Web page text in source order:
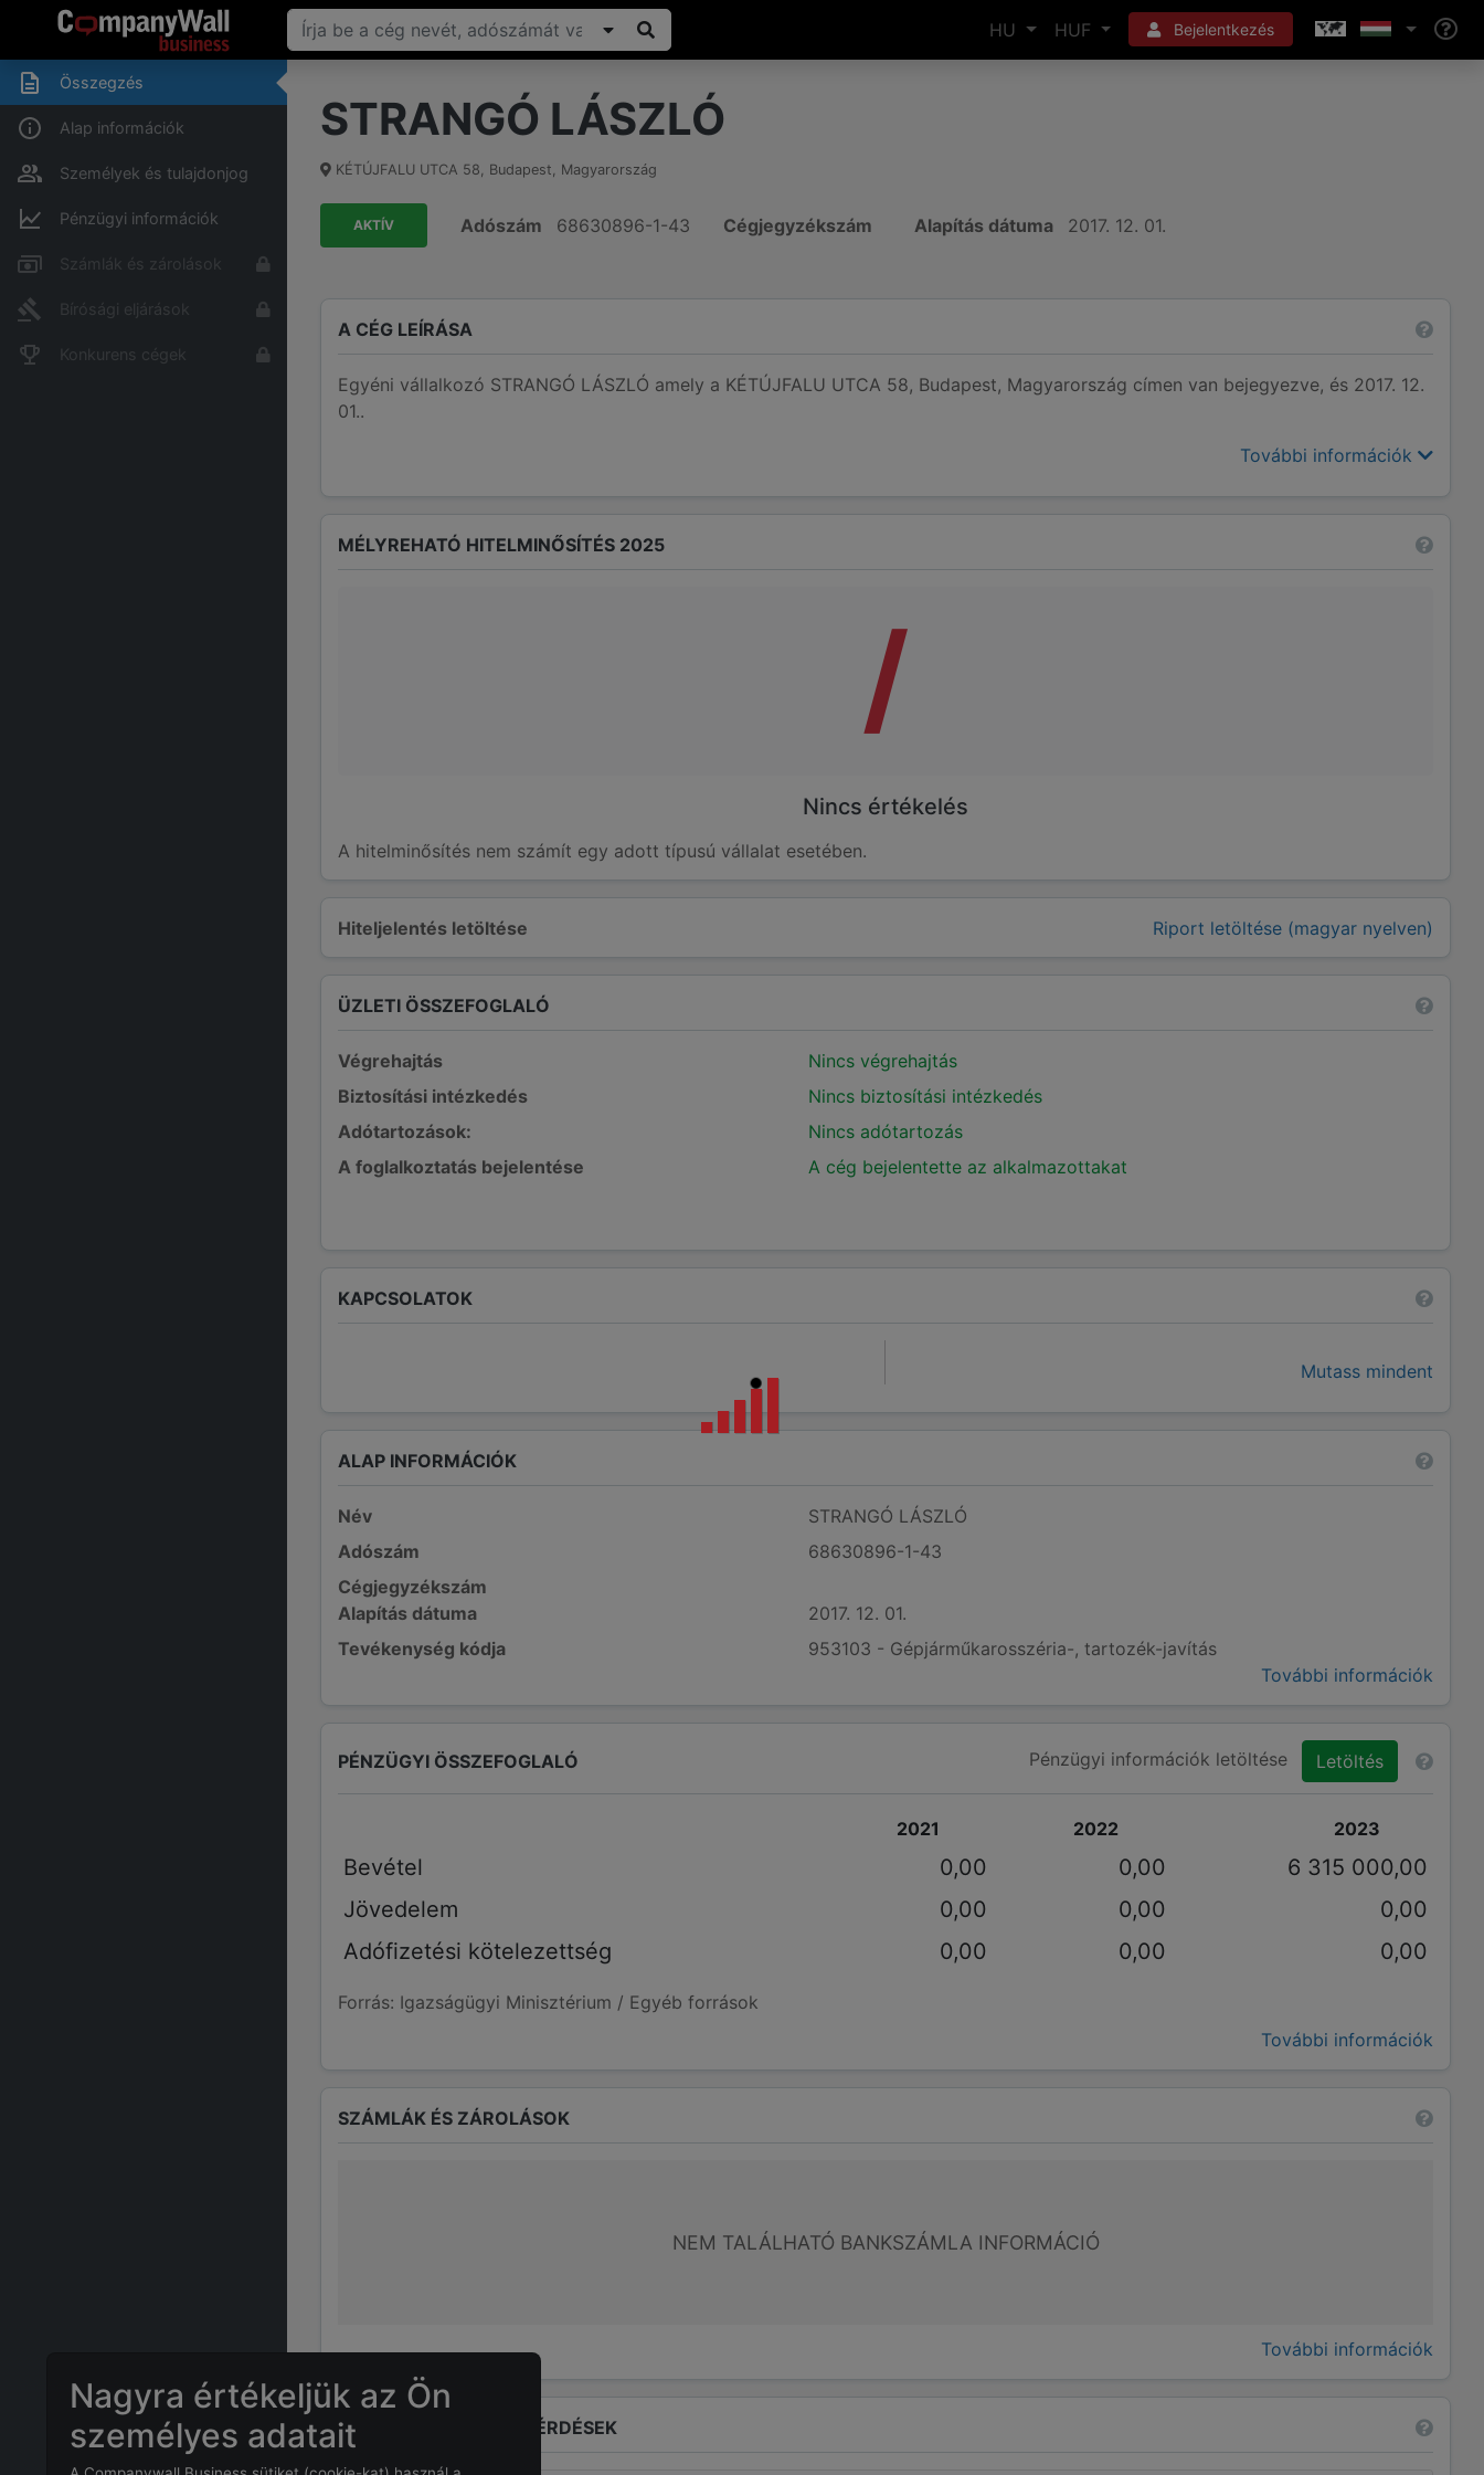
HU HUF Bejelentkezés
Összegzés
Alap információk
Személyek és tulajdonjog
Pénzügyi információk
Számlák és zárolások
Bírósági eljárások
Konkurens cégek
STRANGÓ LÁSZLÓ
KÉTÚJFALU UTCA 58, Budapest, Magyarország
AKTÍV Adószám 68630896-1-43 Cégjegyzékszám Alapítás dátuma 2017. 12. 01.
A CÉG LEÍRÁSA
Egyéni vállalkozó STRANGÓ LÁSZLÓ amely a KÉTÚJFALU UTCA 58, Budapest, Magyarország címen van bejegyezve, és 2017. 12.
01..
További információk
Hiteljelentés letöltése Riport letöltése (magyar nyelven)
MÉLYREHATÓ HITELMINŐSÍTÉS 2025
/
Nincs értékelés
A hitelminősítés nem számít egy adott típusú vállalat esetében.
ÜZLETI ÖSSZEFOGLALÓ
Végrehajtás
Nincs végrehajtás
Biztosítási intézkedés
Nincs biztosítási intézkedés
Adótartozások:
Nincs adótartozás
A foglalkoztatás bejelentése
A cég bejelentette az alkalmazottakat
KAPCSOLATOK
Mutass mindent
ALAP INFORMÁCIÓK
Név
STRANGÓ LÁSZLÓ
Adószám
68630896-1-43
Cégjegyzékszám
Alapítás dátuma
2017. 12. 01.
Tevékenység kódja
953103 - Gépjárműkarosszéria-, tartozék-javítás
További információk
PÉNZÜGYI ÖSSZEFOGLALÓ Pénzügyi információk letöltése Letöltés
2021 2022 2023
Bevétel 0,00 0,00
6 315 000,00
Jövedelem
0,00 0,00
0,00
Adófizetési kötelezettség
0,00 0,00 0,00
Forrás: Igazságügyi Minisztérium / Egyéb források
További információk
SZÁMLÁK ÉS ZÁROLÁSOK
NEM TALÁLHATÓ BANKSZÁMLA INFORMÁCIÓ
További információk
GYAKRAN ISMÉTELT KÉRDÉSEK
Nagyra értékeljük az Ön
személyes adatait